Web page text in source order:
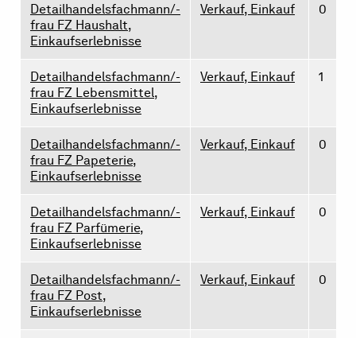
Detailhandelsfachmann/-
frau FZ Haushalt,
Einkaufserlebnisse
Verkauf, Einkauf 0
Detailhandelsfachmann/-
frau FZ Lebensmittel,
Einkaufserlebnisse
Verkauf, Einkauf 1
Detailhandelsfachmann/-
frau FZ Papeterie,
Einkaufserlebnisse
Verkauf, Einkauf 0
Detailhandelsfachmann/-
frau FZ Parfümerie,
Einkaufserlebnisse
Verkauf, Einkauf 0
Detailhandelsfachmann/-
frau FZ Post,
Einkaufserlebnisse
Verkauf, Einkauf 0